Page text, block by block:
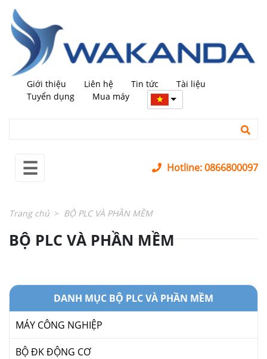
Giới thiệu Liên hệ Tin tức
Tài liệu
Tuyển dụng
Mua máy
Hotline: 0866800097
trở
MÁY
MỚI
+
MÁY
+
KIỆN
CHỮA
☰
Trang chủ BỘ PLC VÀ PHẦN MỀM
DANH MỤC BỘ PLC VÀ PHẦN MỀM
MÁY CÔNG NGHIỆP
BỘ ĐK ĐỘNG CƠ
BỘ PLC VÀ PHẦN MỀM